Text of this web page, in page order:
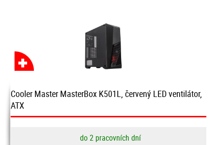
Cooler Master MasterBox K501L, červený LED ventilátor,
ATX
do 2 pracovních dní